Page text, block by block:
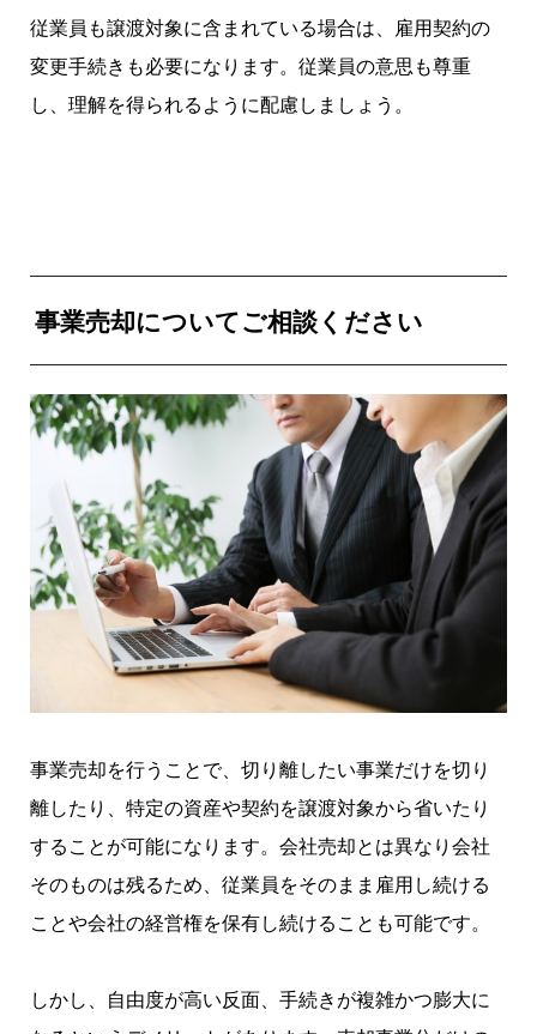
従業員も譲渡対象に含まれている場合は、雇用契約の
変更手続きも必要になります。従業員の意思も尊重
し、理解を得られるように配慮しましょう。
事業売却についてご相談ください
事業売却を行うことで、切り離したい事業だけを切り
離したり、特定の資産や契約を譲渡対象から省いたり
することが可能になります。会社売却とは異なり会社
そのものは残るため、従業員をそのまま雇用し続ける
ことや会社の経営権を保有し続けることも可能です。
しかし、自由度が高い反面、手続きが複雑かつ膨大に